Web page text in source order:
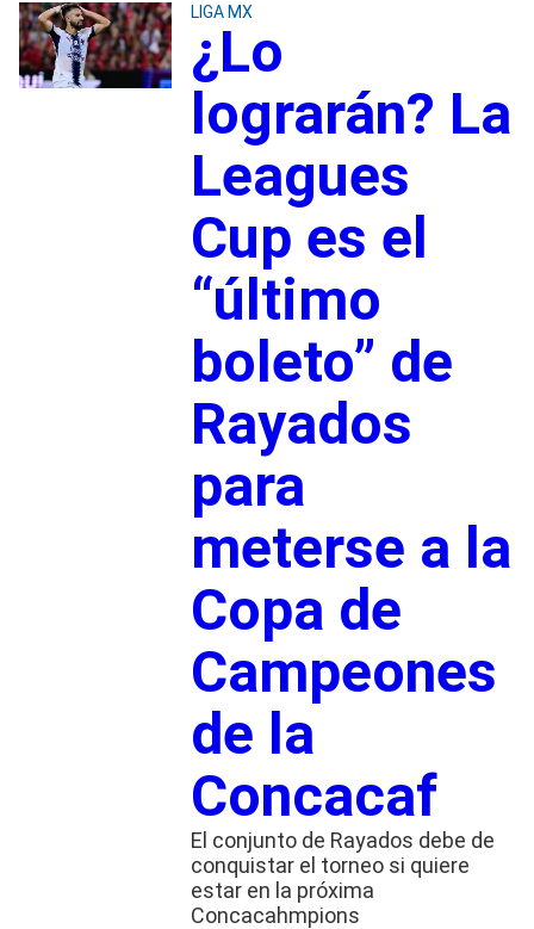
LIGA MX
¿Lo
lograrán? La
Leagues
Cup es el
“último
boleto” de
Rayados
para
meterse a la
Copa de
Campeones
de la
Concacaf
El conjunto de Rayados debe de
conquistar el torneo si quiere
estar en la próxima
Concacahmpions